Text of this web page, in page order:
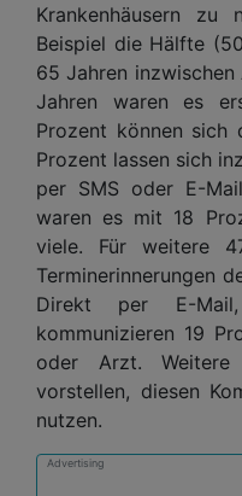
Krankenhäusern zu
Beispiel die Hälfte
65 Jahren
Jahren waren es
Prozent können sich
Prozent lassen sich
per SMS oder E-
waren es mit 18
viele. Für weitere
Terminerinnerungen
Direkt per E-
kommunizieren 19
oder Arzt.
vorstellen, diesen
nutzen.
Advertising